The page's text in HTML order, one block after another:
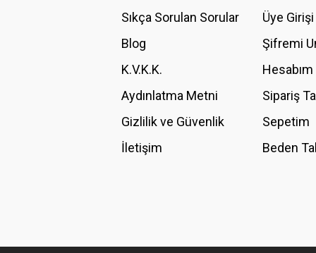
Ürün açıklamasında eksik bilgiler bulunuyor.
Ürün fiyatı diğer sitelerden daha pahalı.
Bu ürüne benzer farklı alternatifler olmalı.
Sıkça Sorulan Sorular
Blog
K.V.K.K.
Aydınlatma Metni
Gizlilik ve Güvenlik
İletişim
Üye Girişi
Şifremi
Hesabım
Sipariş
Sepetim
Beden